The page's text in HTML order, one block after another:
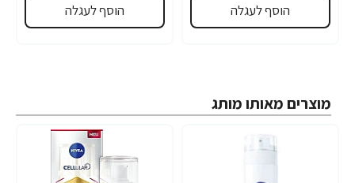
הוסף לעגלה הוסף לעגלה
מוצרים מאותו מותג